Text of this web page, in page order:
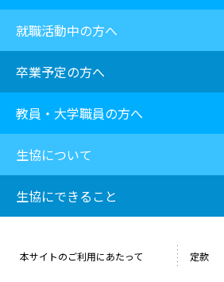
就職活動中の方へ
卒業予定の方へ
教員・大学職員の方へ
生協について
生協にできること
本サイトのご利用にあたって 定款